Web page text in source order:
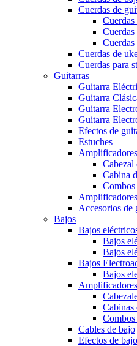
Cuerdas de
Cuerdas
Cuerdas
Cuerdas de
Cuerdas para
Guitarras
Guitarra
Guitarra
Guitarra
Guitarra
Efectos de
Estuches
Cabezal
Cabina
Combos
Accesorios de
Bajos
Bajos
Bajos
Bajos
Bajos
Bajos
Cabinas
Cables de bajo
Efectos de bajo